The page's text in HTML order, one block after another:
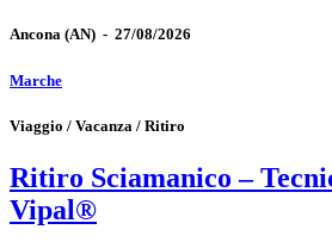
Ancona (AN) - 27/08/2026
Marche
Viaggio / Vacanza / Ritiro
Ritiro Sciamanico –
Vipal®